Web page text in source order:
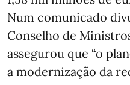
Num comunicado
Conselho de
assegurou que “o
a modernização da